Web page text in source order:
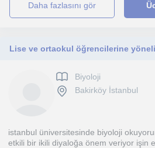
daha fazlasını gör
Lise ve ortaokul öğrencilerine
Biyoloji
Bakirköy İstanbul
istanbul üniversitesinde biyoloji
etkili bir ikili diyaloğa önem veriyor işin